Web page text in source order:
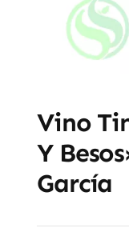
Vino
Y
García